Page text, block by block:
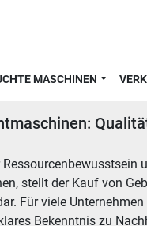
MASCHINEN
stellt der Kauf von
Für viele
Bekenntnis zu